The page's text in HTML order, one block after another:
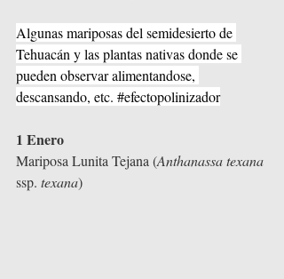
Algunas mariposas del semidesierto de
Tehuacán y las plantas nativas donde se
pueden observar alimentandose,
descansando, etc. #efectopolinizador
1 Enero
Mariposa Lunita Tejana (Anthanassa texana
ssp. texana)